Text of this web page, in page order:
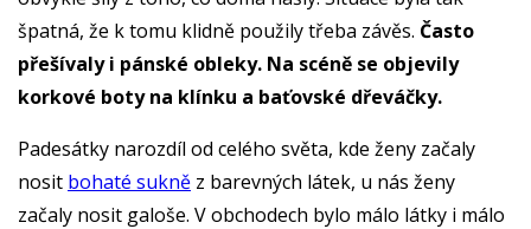
špatná, že k tomu klidně použily třeba závěs. Často
přešívaly i pánské obleky. Na scéně se objevily
korkové boty na klínku a baťovské dřeváčky.
Padesátky narozdíl od celého světa, kde ženy začaly
nosit bohaté sukně z barevných látek, u nás ženy
začaly nosit galoše. V obchodech bylo málo látky i málo